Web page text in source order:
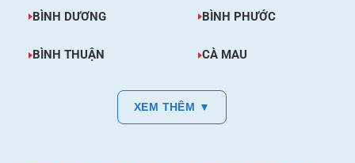
BÌNH DƯƠNG BÌNH PHƯỚC
BÌNH THUẬN CÀ MAU
XEM THÊM ▼